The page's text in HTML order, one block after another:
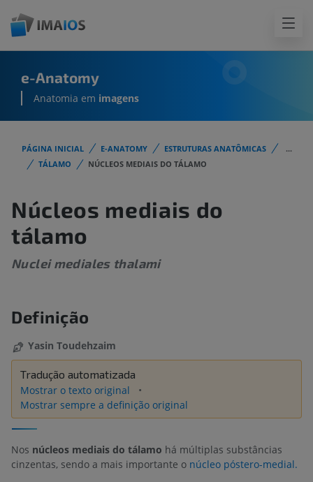
e-Anatomy
Anatomia em imagens
PÁGINA INICIAL E-ANATOMY ESTRUTURAS ANATÔMICAS
...
TÁLAMO
NÚCLEOS MEDIAIS DO TÁLAMO
Núcleos mediais do
tálamo
Nuclei mediales thalami
Definição
Yasin Toudehzaim
Tradução automatizada
Mostrar o texto original
Mostrar sempre a definição original
Nos núcleos mediais do tálamo há múltiplas substâncias
cinzentas, sendo a mais importante o núcleo póstero-medial.